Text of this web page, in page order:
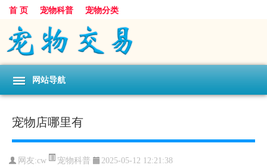
首 页 宠物科普 宠物分类
网站导航
宠物店哪里有
网友:cw 宠物科普 2025-05-12 12:21:38